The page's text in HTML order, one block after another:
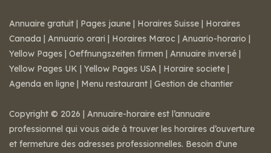
Annuaire gratuit | Pages jaune | Horaires Suisse | Horaires
Canada | Annuario orari | Horaires Maroc | Anuario-horario |
Yellow Pages | Oeffnungszeiten firmen | Annuaire inversé |
Yellow Pages UK | Yellow Pages USA | Horaire societe |
Agenda en ligne | Menu restaurant | Gestion de chantier
Copyright © 2026 | Annuaire-horaire est l’annuaire
professionnel qui vous aide à trouver les horaires d’ouverture
et fermeture des adresses professionnelles. Besoin d'une